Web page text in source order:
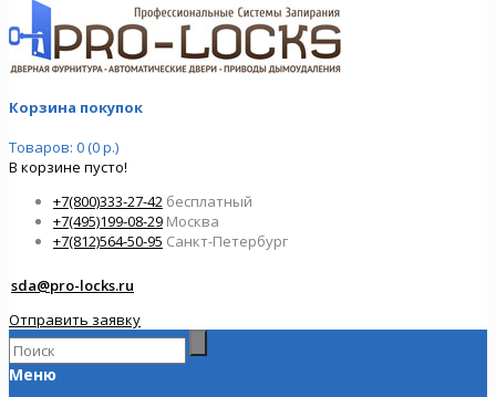
Корзина покупок
Товаров: 0 (0 р.)
В корзине пусто!
+7(800)333-27-42 бесплатный
+7(495)199-08-29 Москва
+7(812)564-50-95 Санкт-Петербург
sda@pro-locks.ru
Отправить заявку
Меню